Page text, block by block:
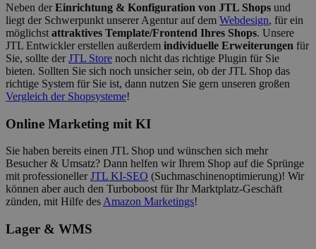
Neben derEinrichtung & Konfiguration von JTL Shops und
liegt der Schwerpunkt unserer Agentur auf dem Webdesign, für ein
möglichst attraktives Template/Frontend Ihres Shops. Unsere
JTL Entwickler erstellen außerdem individuelle Erweiterungen für
Sie, sollte derJTL Store noch nicht das richtige Plugin für Sie
bieten. Sollten Sie sich noch unsicher sein, ob der JTL Shop das
richtige System für Sie ist, dann nutzen Sie gern unseren großen
Vergleich der Shopsysteme!
Online Marketing mit KI
Sie haben bereits einen JTL Shop und wünschen sich mehr
Besucher & Umsatz? Dann helfen wir Ihrem Shop auf die Sprünge
mit professionellerJTL KI-SEO (Suchmaschinenoptimierung)! Wir
können aber auch den Turboboost für Ihr Marktplatz-Geschäft
zünden, mit Hilfe des Amazon Marketings!
Lager & WMS